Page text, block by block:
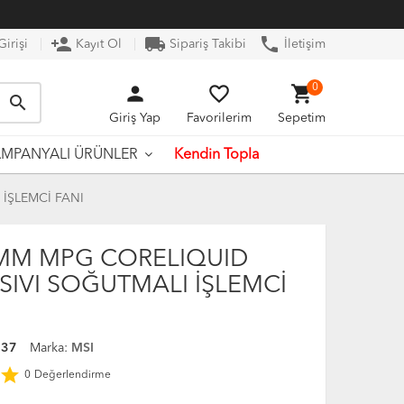
person_add Kayıt Ol local_shipping Sipariş Takibi phone İletişim
search person
Giriş Yap
favorite_border
Favorilerim
shopping_cart
Sepetim
0
ÜRÜNLER Kendin Topla
FANI
MPG CORELIQUID
SOĞUTMALI İŞLEMCİ
Marka: MSI
0 Değerlendirme